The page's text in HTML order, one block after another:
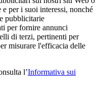
per i suoi interessi, nonché
pubblicitarie
per fornire annunci
di terzi, pertinenti per
misurare l'efficacia delle
l’Informativa sui